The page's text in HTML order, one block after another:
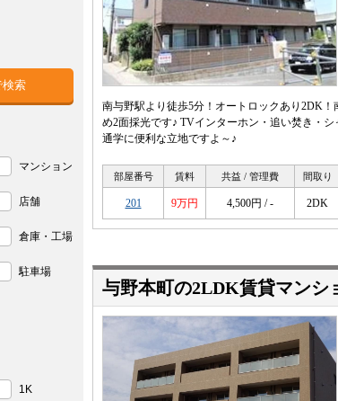
南与野駅より徒歩5分！オートロックあり2DK
め2面採光です♪ TVインターホン・追い焚き・
通学に便利な立地ですよ～♪
部屋番号 賃料 共益 / 管理費 間取り
201 9万円 4,500円 / - 2DK
与野本町の2LDK賃貸マンシ
マンション
店舗
倉庫・工場
駐車場
1K